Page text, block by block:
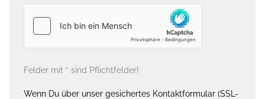
Felder mit * sind Pflichtfelder!
Wenn Du über unser gesichertes Kontaktformular (SSL-